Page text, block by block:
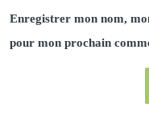
Enregistrer mon nom,
pour mon prochain